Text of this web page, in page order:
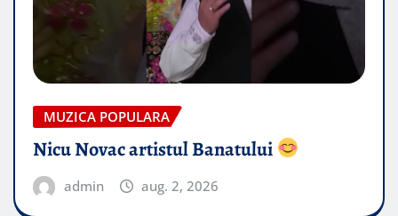
MUZICA POPULARA
Nicu Novac artistul Banatului
admin aug. 2, 2026